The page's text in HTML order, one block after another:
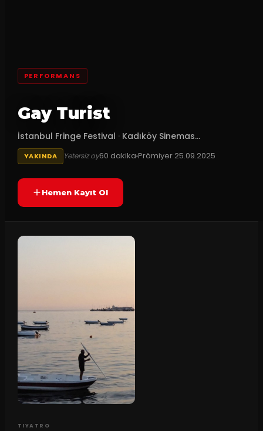
PERFORMANS
Gay Turist
İstanbul Fringe Festival · Kadıköy Sinemas...
YAKINDA Yetersiz oy60 dakikaPrömiyer 25.09.2025
Hemen Kayıt Ol
TIYATRO